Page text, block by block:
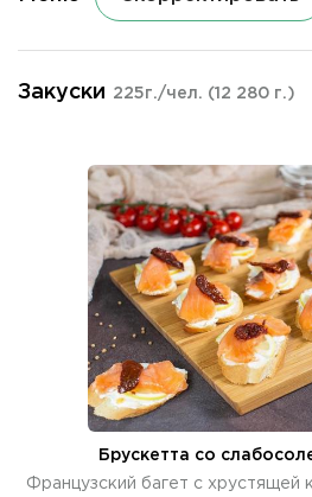
Закуски 225г./чел. (12 280 г.)
Брускетта со
Французский багет с хрустящей